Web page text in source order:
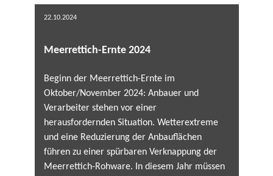
22.10.2024
Meerrettich-Ernte 2024
Beginn der Meerrettich-Ernte im
Oktober/November 2024: Anbauer und
Verarbeiter stehen vor einer
herausfordernden Situation. Wetterextreme
und eine Reduzierung der Anbauflächen
führen zu einer spürbaren Verknappung der
Meerrettich-Rohware. In diesem Jahr müssen